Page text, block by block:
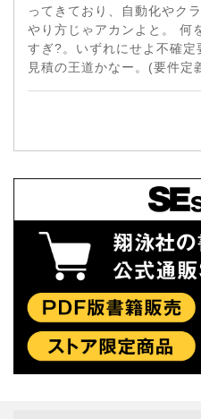
ってきており、自動化やク
やり方じゃアカンよと。 何
すぎ?。いずれにせよ不確
見積の王道かなー。(要件定